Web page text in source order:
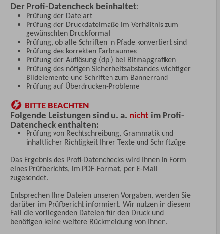
Der Profi-Datencheck beinhaltet:
Prüfung der Dateiart
Prüfung der Druckdateimaße im Verhältnis zum
gewünschten Druckformat
Prüfung, ob alle Schriften in Pfade konvertiert sind
Prüfung des korrekten Farbraumes
Prüfung der Auflösung (dpi) bei Bitmapgrafiken
Prüfung des nötigen Sicherheitsabstandes wichtiger
Bildelemente und Schriften zum Bannerrand
Prüfung auf Überdrucken-Probleme
BITTE BEACHTEN
Folgende Leistungen sind u. a. nicht im Profi-
Datencheck enthalten:
Prüfung von Rechtschreibung, Grammatik und
inhaltlicher Richtigkeit Ihrer Texte und Schriftzüge
Das Ergebnis des Profi-Datenchecks wird Ihnen in Form
eines Prüfberichts, im PDF-Format, per E-Mail
zugesendet.
Entsprechen Ihre Dateien unseren Vorgaben, werden Sie
darüber im Prüfbericht informiert. Wir nutzen in diesem
Fall die vorliegenden Dateien für den Druck und
benötigen keine weitere Rückmeldung von Ihnen.